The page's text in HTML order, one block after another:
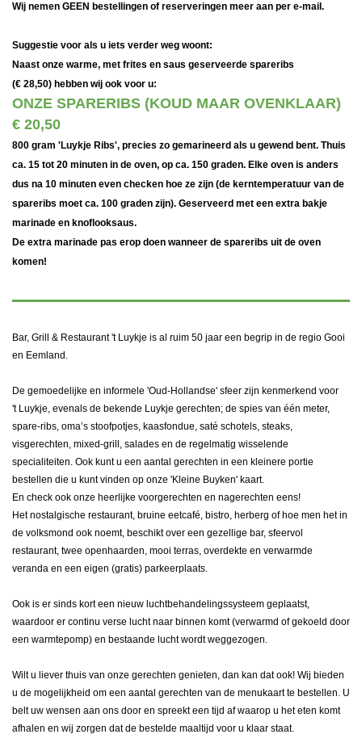
Wij nemen GEEN bestellingen of reserveringen meer aan per e-mail.
Suggestie voor als u iets verder weg woont:
Naast onze warme, met frites en saus geserveerde spareribs
(€ 28,50) hebben wij ook voor u:
ONZE SPARERIBS (KOUD MAAR OVENKLAAR)
€ 20,50
800 gram 'Luykje Ribs', precies zo gemarineerd als u gewend bent. Thuis
ca. 15 tot 20 minuten in de oven, op ca. 150 graden. Elke oven is anders
dus na 10 minuten even checken hoe ze zijn (de kerntemperatuur van de
spareribs moet ca. 100 graden zijn). Geserveerd met een extra bakje
marinade en knoflooksaus.
De extra marinade pas erop doen wanneer de spareribs uit de oven
komen!
Bar, Grill & Restaurant 't Luykje is al ruim 50 jaar een begrip in de regio Gooi
en Eemland.
De gemoedelijke en informele 'Oud-Hollandse' sfeer zijn kenmerkend voor
't Luykje, evenals de bekende Luykje gerechten; de spies van één meter,
spare-ribs, oma’s stoofpotjes, kaasfondue, saté schotels, steaks,
visgerechten, mixed-grill, salades en de regelmatig wisselende
specialiteiten. Ook kunt u een aantal gerechten in een kleinere portie
bestellen die u kunt vinden op onze 'Kleine Buyken' kaart.
En check ook onze heerlijke voorgerechten en nagerechten eens!
Het nostalgische restaurant, bruine eetcafé, bistro, herberg of hoe men het in
de volksmond ook noemt, beschikt over een gezellige bar, sfeervol
restaurant, twee openhaarden, mooi terras, overdekte en verwarmde
veranda en een eigen (gratis) parkeerplaats.
Ook is er sinds kort een nieuw luchtbehandelingssysteem geplaatst,
waardoor er continu verse lucht naar binnen komt (verwarmd of gekoeld door
een warmtepomp) en bestaande lucht wordt weggezogen.
Wilt u liever thuis van onze gerechten genieten, dan kan dat ook! Wij bieden
u de mogelijkheid om een aantal gerechten van de menukaart te bestellen. U
belt uw wensen aan ons door en spreekt een tijd af waarop u het eten komt
afhalen en wij zorgen dat de bestelde maaltijd voor u klaar staat.